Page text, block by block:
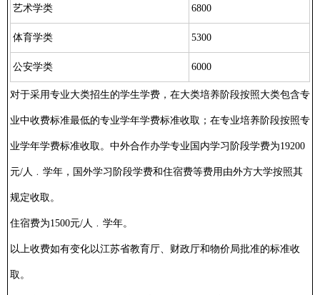
艺术学类 6800
体育学类 5300
公安学类 6000
对于采用专业大类招生的学生学费，在大类培养阶段按照大类包含专
业中收费标准最低的专业学年学费标准收取；在专业培养阶段按照专
业学年学费标准收取。中外合作办学专业国内学习阶段学费为19200
元/人﹒学年，国外学习阶段学费和住宿费等费用由外方大学按照其
规定收取。
住宿费为1500元/人﹒学年。
以上收费如有变化以江苏省教育厅、财政厅和物价局批准的标准收
取。